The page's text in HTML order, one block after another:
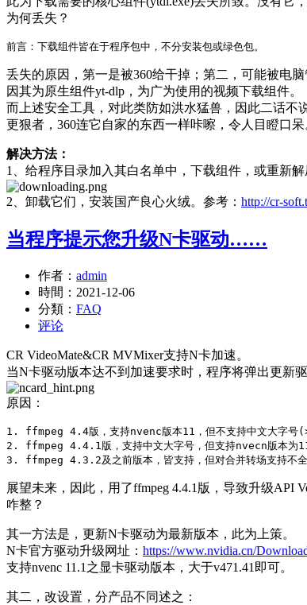
为何丢失？
丢失的原因，第一是被360给干掉；第二，可能被电脑
因其为原生组件yt-dlp，为广为使用的视频下载组件。
而上述安全工具，对此类防如洪水猛兽，因此二话不
更狠者，360连它自家的东西一样咔嚓，令人目瞪口呆
解决方法：
1、给程序目录加入其白名单中，下载组件，或重新解
2、卸载它们，安装国产良心火绒。参考： http://cr-
当程序提示您升级N卡驱动……
作者： admin
時間： 2021-12-06
分類： FAQ
评论
CR VideoMate&CR MVMixer支持N卡加速。
当N卡驱动版本达不到加速要求时，程序将弹出更新驱
原因：
1. ffmpeg 4.4版，支持nvenc版本11，但不支持中文大字号
2. ffmpeg 4.4.1版，支持中文大字号，但支持nvecn版本为
展望未来，因此，用了ffmpeg 4.4.1版，导致升级API
咋整？
其一方法是，更新N卡驱动为最新版本，此为上策。
N卡官方驱动升级网址： https://www.nvidia.cn/
支持nvenc 11.1之显卡驱动版本，大于v471.41即可。
其二，改设置，分产品不同述之：